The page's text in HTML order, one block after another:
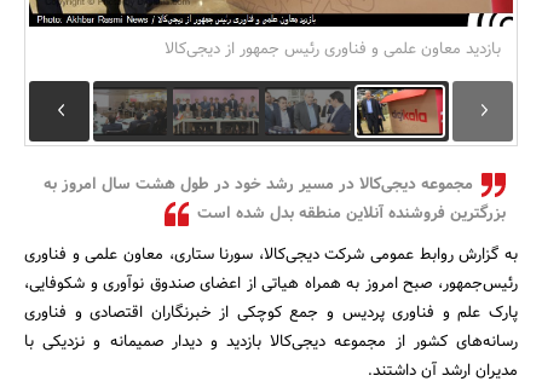
بازدید معاون علمی و فناوری رئیس جمهور از دیجی‌کالا
مجموعه دیجی‌کالا در مسیر رشد خود در طول هشت سال امروز به
بزرگترین فروشنده‌ آنلاین منطقه بدل شده است
به گزارش روابط عمومی شرکت دیجی‌کالا، سورنا ستاری‌، معاون علمی و فناوری
رئیس‌جمهور، صبح امروز به همراه هیاتی از اعضای صندوق نوآوری و شکوفایی،
پارک علم و فناوری پردیس و جمع کوچکی از خبرنگاران اقتصادی و فناوری
رسانه‌های کشور از مجموعه دیجی‌کالا بازدید و دیدار صمیمانه و نزدیکی با
مدیران ارشد آن داشتند.